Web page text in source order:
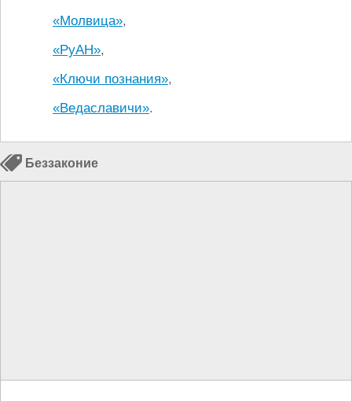
«Молвица»,
«РуАН»,
«Ключи познания»,
«Ведаславичи».
Беззаконие